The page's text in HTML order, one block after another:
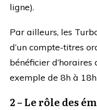
ligne).
Par ailleurs, les
d’un compte-titres
bénéficier
exemple de 8h à
2 – Le rôle des